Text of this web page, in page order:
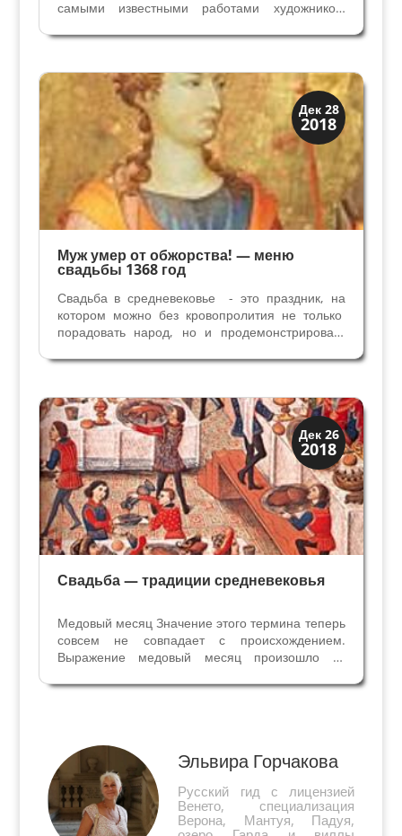
самыми известными работами художников.
Национальная Галерея Лондона Джованни
Бруже, на территории...
Дек 28
2018
Вино и кухня
Праздники и легенды
Муж умер от обжорства! — меню
свадьбы 1368 год
Свадьба в средневековье - это праздник, на
котором можно без кровопролития не только
порадовать народ, но и продемонстрировать
поблагодарить союзников, и все это на
средневековой...
Дек 26
2018
Праздники и легенды
Традиции
Свадьба — традиции средневековья
Медовый месяц Значение этого термина теперь
совсем не совпадает с происхождением.
Выражение медовый месяц произошло от
похищал девушку из соседней деревни и
Эльвира Горчакова
Русский гид с лицензией
Венето, специализация
Верона, Мантуя, Падуя,